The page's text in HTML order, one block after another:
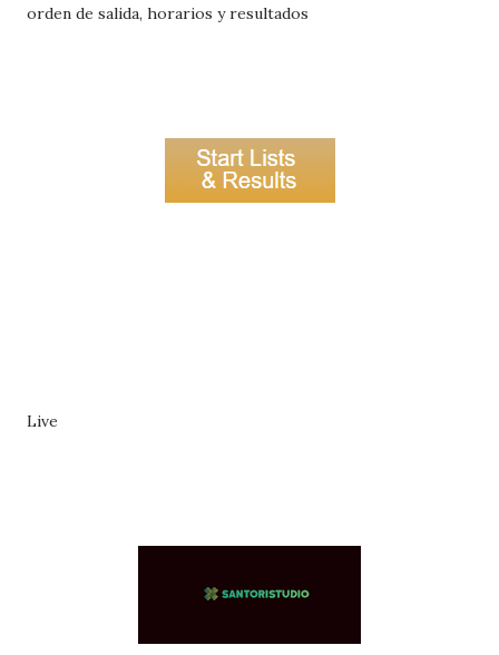
orden de salida, horarios y resultados
Live